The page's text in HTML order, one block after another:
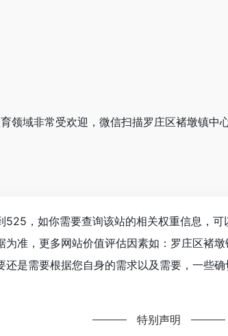
领域非常受欢迎，微信扫描罗庄区褚墩镇中
525，如你需要查询该站的相关权重信息，可
准，更多网站价值评估因素如：罗庄区褚
是需要根据您自身的需求以及需要，一些
特别声明